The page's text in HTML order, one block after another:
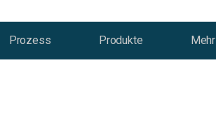
Prozess Produkte Mehr